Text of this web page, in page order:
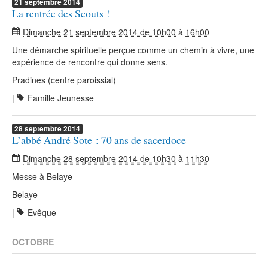
21 septembre2014
La rentrée des Scouts !
Dimanche 21 septembre 2014 de 10h00 à 16h00
Une démarche spirituelle perçue comme un chemin à vivre, une
expérience de rencontre qui donne sens.
Pradines (centre paroissial)
|
Famille Jeunesse
28septembre2014
L’abbé André Sote : 70 ans de sacerdoce
Dimanche 28 septembre 2014 de 10h30 à 11h30
Messe à Belaye
Belaye
|
Evêque
OCTOBRE